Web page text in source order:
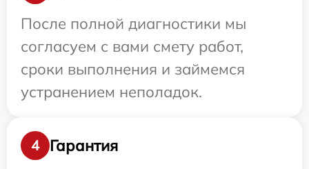
После полной диагностики мы
согласуем с вами смету работ,
сроки выполнения и займемся
устранением неполадок.
4
Гарантия